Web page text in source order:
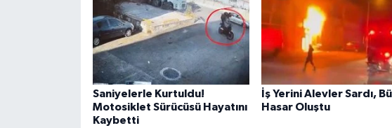
Saniyelerle Kurtuldu!
Motosiklet Sürücüsü Hayatını
Kaybetti
İş Yerini Alevler Sardı,
Hasar Oluştu